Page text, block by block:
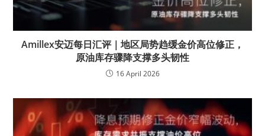
Amillex安迈每日汇评｜地区局势趋缓金价高位修正，
原油库存骤降支撑多头韧性
16 April 2026